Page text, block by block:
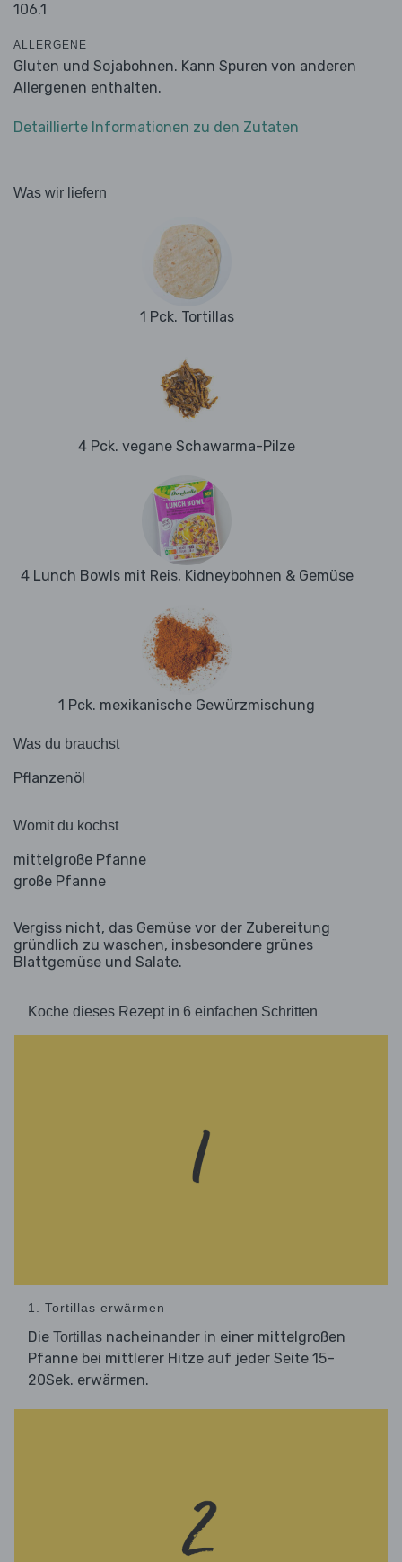
106.1
ALLERGENE
Gluten und Sojabohnen. Kann Spuren von anderen
Allergenen enthalten.
Detaillierte Informationen zu den Zutaten
Was wir liefern
1 Pck. Tortillas
4 Pck. vegane Schawarma-Pilze
4 Lunch Bowls mit Reis, Kidneybohnen & Gemüse
1 Pck. mexikanische Gewürzmischung
Was du brauchst
Pflanzenöl
Womit du kochst
mittelgroße Pfanne
große Pfanne
Vergiss nicht, das Gemüse vor der Zubereitung
gründlich zu waschen, insbesondere grünes
Blattgemüse und Salate.
Koche dieses Rezept in 6 einfachen Schritten
1. Tortillas erwärmen
Die Tortillas nacheinander in einer mittelgroßen
Pfanne bei mittlerer Hitze auf jeder Seite 15–
20Sek. erwärmen.